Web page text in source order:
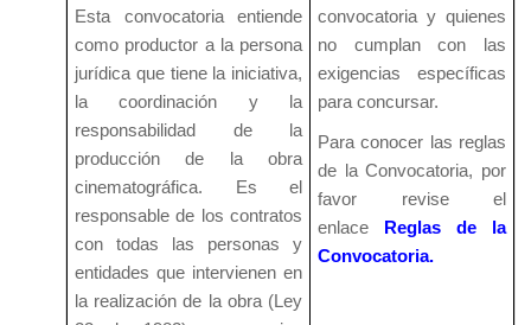
Esta convocatoria entiende
como productor a la persona
jurídica que tiene la iniciativa,
la coordinación y la
responsabilidad de la
producción de la obra
cinematográfica. Es el
responsable de los contratos
con todas las personas y
entidades que intervienen en
la realización de la obra (Ley
convocatoria y quienes
no cumplan con las
exigencias específicas
para concursar.
Para conocer las reglas
de la Convocatoria, por
favor revise el
enlace Reglas de la
Convocatoria.